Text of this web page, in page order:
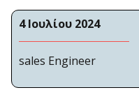
4 Ιουλίου 2024
sales Engineer